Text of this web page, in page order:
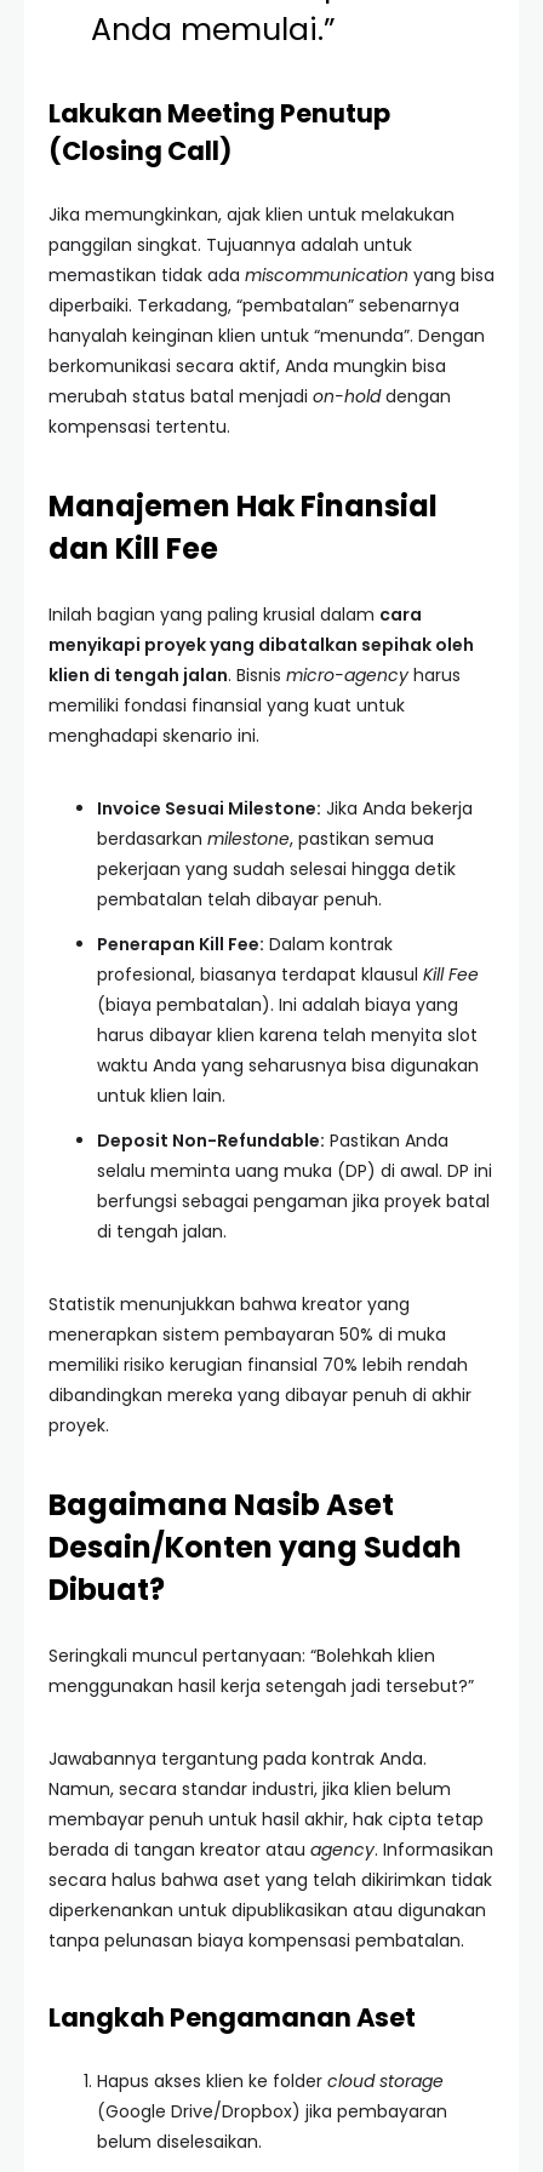
Anda memulai.”
Lakukan Meeting Penutup
(Closing Call)
Jika memungkinkan, ajak klien untuk melakukan
panggilan singkat. Tujuannya adalah untuk
memastikan tidak ada miscommunication yang bisa
diperbaiki. Terkadang, “pembatalan” sebenarnya
hanyalah keinginan klien untuk “menunda”. Dengan
berkomunikasi secara aktif, Anda mungkin bisa
merubah status batal menjadi on-holddengan
kompensasi tertentu.
Manajemen Hak Finansial
dan Kill Fee
Inilah bagian yang paling krusial dalam cara
menyikapi proyek yang dibatalkan sepihak oleh
klien di tengah jalan. Bisnis micro-agency harus
memiliki fondasi finansial yang kuat untuk
menghadapi skenario ini.
Invoice Sesuai Milestone: Jika Anda bekerja
berdasarkan milestone, pastikan semua
pekerjaan yang sudah selesai hingga detik
pembatalan telah dibayar penuh.
Penerapan Kill Fee: Dalam kontrak
profesional, biasanya terdapat klausul Kill Fee
(biaya pembatalan). Ini adalah biaya yang
harus dibayar klien karena telah menyita slot
waktu Anda yang seharusnya bisa digunakan
untuk klien lain.
Deposit Non-Refundable: Pastikan Anda
selalu meminta uang muka (DP) di awal. DP ini
berfungsi sebagai pengaman jika proyek batal
di tengah jalan.
Statistik menunjukkan bahwa kreator yang
menerapkan sistem pembayaran 50% di muka
memiliki risiko kerugian finansial 70% lebih rendah
dibandingkan mereka yang dibayar penuh di akhir
proyek.
Bagaimana Nasib Aset
Desain/Konten yang Sudah
Dibuat?
Seringkali muncul pertanyaan: “Bolehkah klien
menggunakan hasil kerja setengah jadi tersebut?”
Jawabannya tergantung pada kontrak Anda.
Namun, secara standar industri, jika klien belum
membayar penuh untuk hasil akhir, hak cipta tetap
berada di tangan kreator atau agency. Informasikan
secara halus bahwa aset yang telah dikirimkan tidak
diperkenankan untuk dipublikasikan atau digunakan
tanpa pelunasan biaya kompensasi pembatalan.
Langkah Pengamanan Aset
Hapus akses klien ke folder cloud storage
(Google Drive/Dropbox) jika pembayaran
belum diselesaikan.